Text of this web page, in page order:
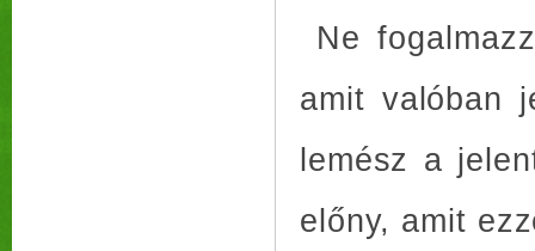
Ne
amit valóban
lemész a
előny, amit